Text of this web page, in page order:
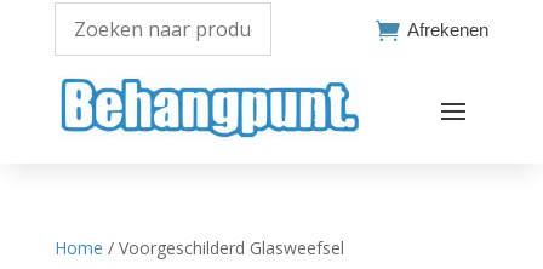
 Afrekenen
Home / Voorgeschilderd Glasweefsel